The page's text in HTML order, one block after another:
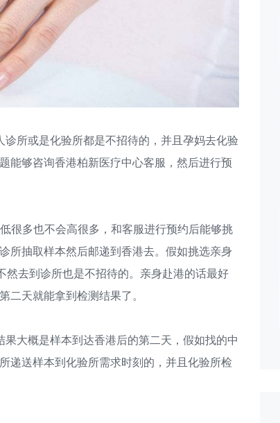
所或是化验所都是不招待的，并且孕妈去化验
能够咨询香港柏新医疗中心客服，然后进行预
多也不会高很多，和客服进行预约后能够挑
所抽取样本然后邮递到香港去。假如挑选亲身
去到诊所也是不招待的。亲身赴港的话最好
二天就能拿到检测结果了。
大概是样本到达香港后的第二天，假如找的中
递送样本到化验所需求时刻的，并且化验所检